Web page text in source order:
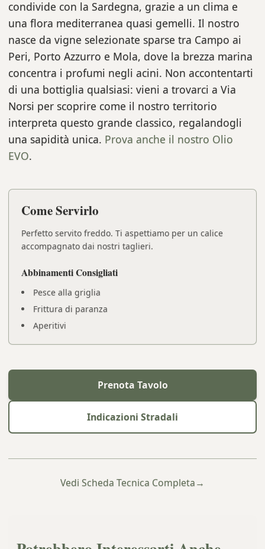
condivide con la Sardegna, grazie a un clima e
una flora mediterranea quasi gemelli. Il nostro
nasce da vigne selezionate sparse tra Campo ai
Peri, Porto Azzurro e Mola, dove la brezza marina
concentra i profumi negli acini. Non accontentarti
di una bottiglia qualsiasi: vieni a trovarci a Via
Norsi per scoprire come il nostro territorio
interpreta questo grande classico, regalandogli
una sapidità unica. Prova anche il nostro Olio
EVO.
Come Servirlo
Perfetto servito freddo. Ti aspettiamo per un calice
accompagnato dai nostri taglieri.
Abbinamenti Consigliati
Pesce alla griglia
Frittura di paranza
Aperitivi
Prenota Tavolo
Indicazioni Stradali
Vedi Scheda Tecnica Completa→